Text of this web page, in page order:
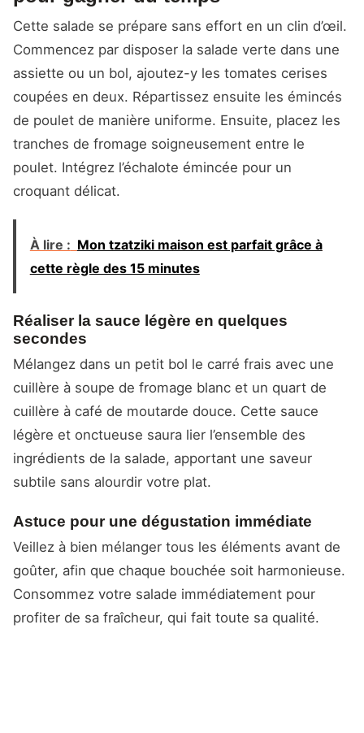
Cette salade se prépare sans effort en un clin d’œil.
Commencez par disposer la salade verte dans une
assiette ou un bol, ajoutez-y les tomates cerises
coupées en deux. Répartissez ensuite les émincés
de poulet de manière uniforme. Ensuite, placez les
tranches de fromage soigneusement entre le
poulet. Intégrez l’échalote émincée pour un
croquant délicat.
À lire : Mon tzatziki maison est parfait grâce à
cette règle des 15 minutes
Réaliser la sauce légère en quelques
secondes
Mélangez dans un petit bol le carré frais avec une
cuillère à soupe de fromage blanc et un quart de
cuillère à café de moutarde douce. Cette sauce
légère et onctueuse saura lier l’ensemble des
ingrédients de la salade, apportant une saveur
subtile sans alourdir votre plat.
Astuce pour une dégustation immédiate
Veillez à bien mélanger tous les éléments avant de
goûter, afin que chaque bouchée soit harmonieuse.
Consommez votre salade immédiatement pour
profiter de sa fraîcheur, qui fait toute sa qualité.